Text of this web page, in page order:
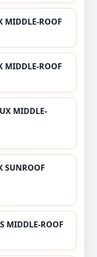
MIDDLE-ROOF
MIDDLE-ROOF
MIDDLE-
SUNROOF
MIDDLE-ROOF